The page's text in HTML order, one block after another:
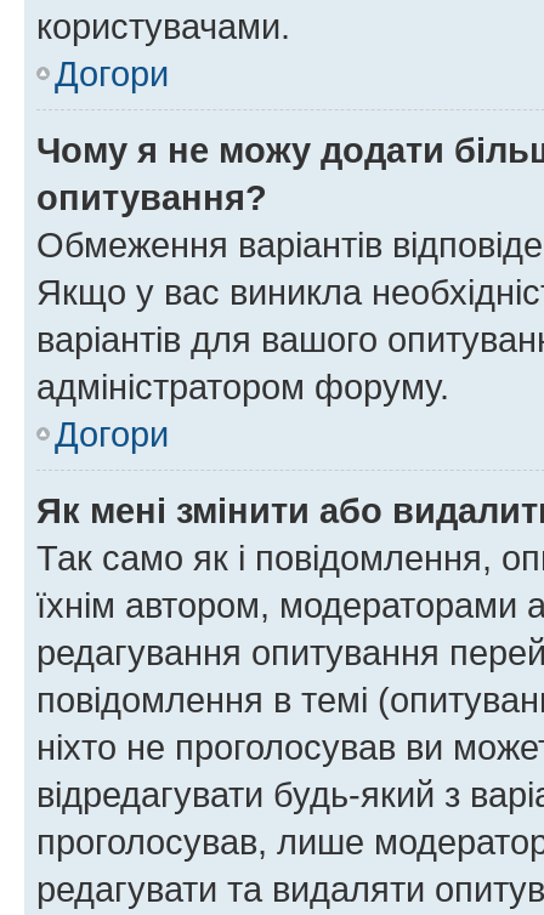
користувачами.
Догори
Чому я не можу додати
опитування?
Обмеження варіантів
Якщо у вас виникла
варіантів для вашого
адміністратором форуму.
Догори
Як мені змінити або
Так само як і повідомлення,
їхнім автором, модераторами
редагування опитування
повідомлення в темі
ніхто не проголосував ви
відредагувати будь-який з
проголосував, лише
редагувати та видаляти